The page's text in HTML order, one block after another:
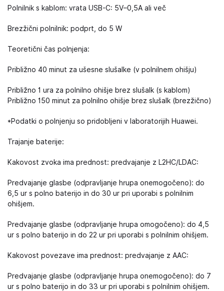
Polnilnik s kablom: vrata USB-C: 5V–0,5A ali več
Brezžični polnilnik: podprt, do 5 W
Teoretični čas polnjenja:
Približno 40 minut za ušesne slušalke (v polnilnem ohišju)
Približno 1 ura za polnilno ohišje brez slušalk (s kablom)
Približno 150 minut za polnilno ohišje brez slušalk (brezžično)
*Podatki o polnjenju so pridobljeni v laboratorijih Huawei.
Trajanje baterije:
Kakovost zvoka ima prednost: predvajanje z L2HC/LDAC:
Predvajanje glasbe (odpravljanje hrupa onemogočeno): do
6,5 ur s polno baterijo in do 30 ur pri uporabi s polnilnim
ohišjem.
Predvajanje glasbe (odpravljanje hrupa omogočeno): do 4,5
ur s polno baterijo in do 22 ur pri uporabi s polnilnim ohišjem.
Kakovost povezave ima prednost: predvajanje z AAC:
Predvajanje glasbe (odpravljanje hrupa onemogočeno): do 7
ur s polno baterijo in do 33 ur pri uporabi s polnilnim ohišjem.